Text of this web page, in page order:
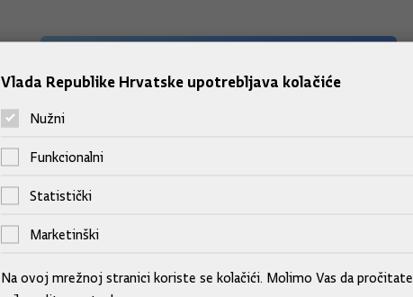
Vlada Republike Hrvatske upotrebljava kolačiće
Nužni
Funkcionalni
Statistički
Marketinški
Na ovoj mrežnoj stranici koriste se kolačići. Molimo Vas da pročitate